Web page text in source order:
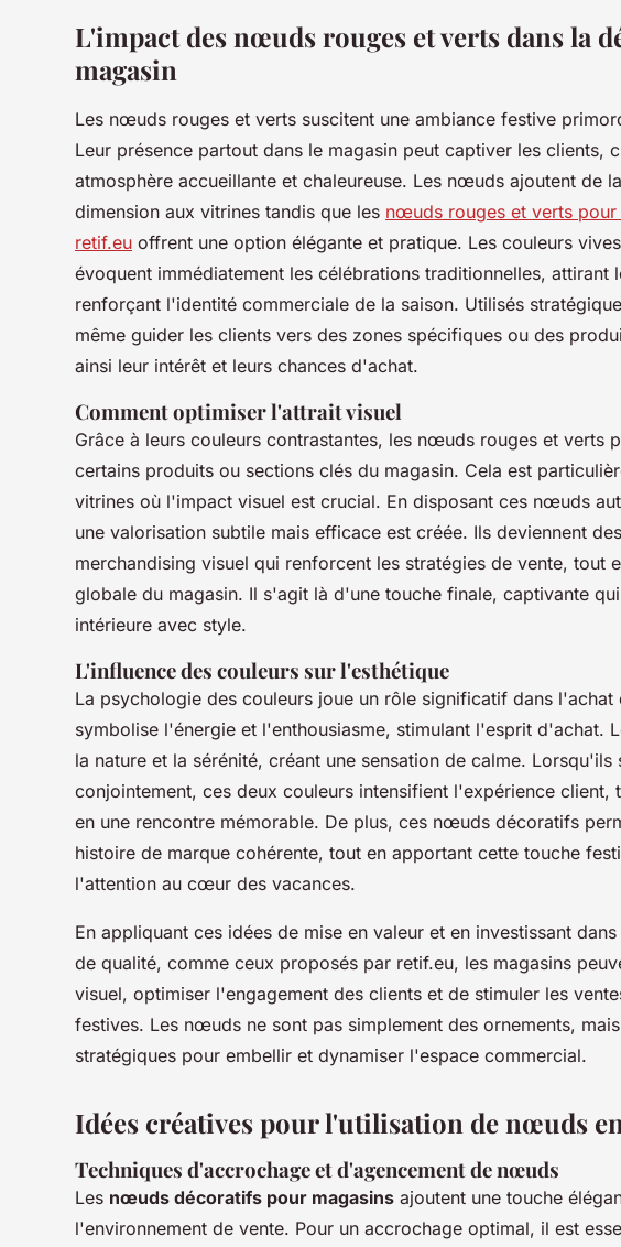
L'impact des nœuds rouges et verts dans la
magasin
Les nœuds rouges et verts suscitent une ambiance festive
Leur présence partout dans le magasin peut captiver les clients,
atmosphère accueillante et chaleureuse. Les nœuds ajoutent de
dimension aux vitrines tandis que les nœuds rouges et verts
retif.eu offrent une option élégante et pratique. Les couleurs
évoquent immédiatement les célébrations traditionnelles, attirant
renforçant l'identité commerciale de la saison. Utilisés
même guider les clients vers des zones spécifiques ou des
ainsi leur intérêt et leurs chances d'achat.
Comment optimiser l'attrait visuel
Grâce à leurs couleurs contrastantes, les nœuds rouges et verts
certains produits ou sections clés du magasin. Cela est
vitrines où l'impact visuel est crucial. En disposant ces nœuds
une valorisation subtile mais efficace est créée. Ils deviennent
merchandising visuel qui renforcent les stratégies de vente, tout
globale du magasin. Il s'agit là d'une touche finale, captivante
intérieure avec style.
L'influence des couleurs sur l'esthétique
La psychologie des couleurs joue un rôle significatif dans l'achat
symbolise l'énergie et l'enthousiasme, stimulant l'esprit d'achat.
la nature et la sérénité, créant une sensation de calme. Lorsqu'ils
conjointement, ces deux couleurs intensifient l'expérience client,
en une rencontre mémorable. De plus, ces nœuds décoratifs
histoire de marque cohérente, tout en apportant cette touche
l'attention au cœur des vacances.
En appliquant ces idées de mise en valeur et en investissant
de qualité, comme ceux proposés par retif.eu, les magasins
visuel, optimiser l'engagement des clients et de stimuler les
festives. Les nœuds ne sont pas simplement des ornements,
stratégiques pour embellir et dynamiser l'espace commercial.
Idées créatives pour l'utilisation de nœuds
Techniques d'accrochage et d'agencement de nœuds
Les nœuds décoratifs pour magasins ajoutent une touche
l'environnement de vente. Pour un accrochage optimal, il est